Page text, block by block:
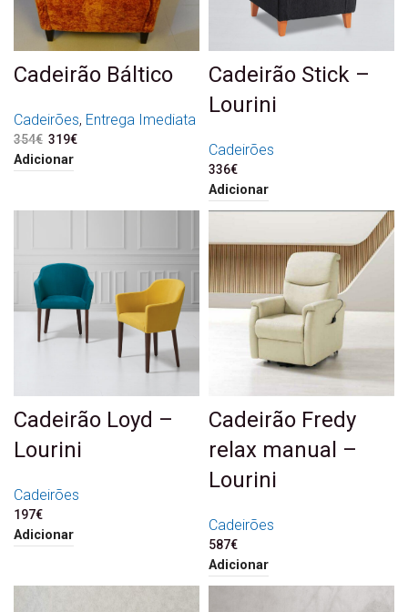
Cadeirão Báltico
Cadeirões, Entrega Imediata
354€ O preço original era:
354€.
319€
Adicionar
Cadeirão Stick –
Lourini
Cadeirões
336€
Adicionar
Cadeirão Loyd –
Lourini
Cadeirões
197€
Adicionar
Cadeirão Fredy
relax manual –
Lourini
Cadeirões
587€
Adicionar